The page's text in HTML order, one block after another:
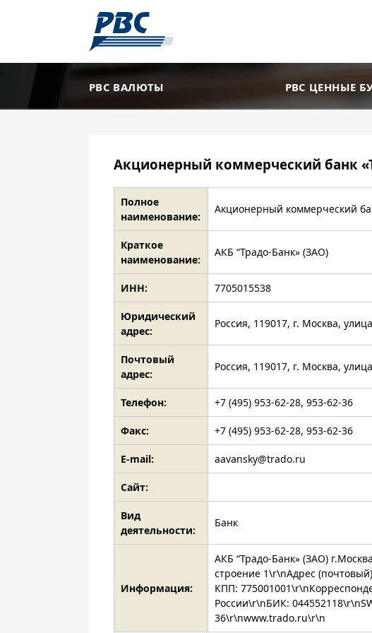
РВС ВАЛЮТЫ РВС ЦЕННЫЕ
Акционерный коммерческий банк
Полное
наименование:
Акционерный коммерческий
Краткое
наименование:
АКБ “Традо-Банк» (ЗАО)
ИНН: 7705015538
Юридический
адрес:
Россия, 119017, г. Москва,
Почтовый
адрес:
Россия, 119017, г. Москва,
Телефон: +7 (495) 953-62-28, 953-62-36
Факс: +7 (495) 953-62-28, 953-62-36
E-mail: aavansky@trado.ru
Сайт:
Вид
деятельности:
Банк
Информация:
АКБ “Традо-Банк» (ЗАО)
строение 1\r\nАдрес
КПП:
России\r\nБИК:
36\r\nwww.trado.ru\r\n